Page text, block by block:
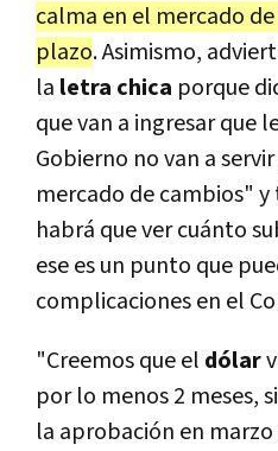
calma en el mercado
plazo. Asimismo,
la letra chica porque
que van a ingresar que
Gobierno no van a
mercado de cambios"
habrá que ver cuánto
ese es un punto que
complicaciones en el
"Creemos que el dólar
por lo menos 2 meses,
la aprobación en marzo